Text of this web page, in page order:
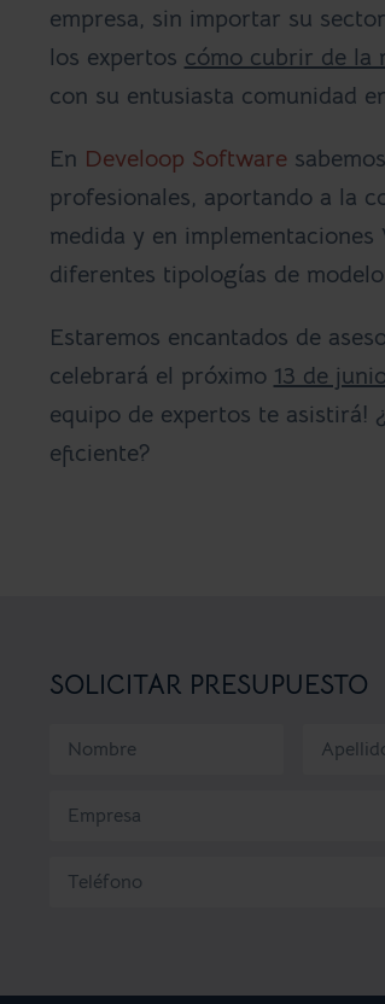
empresa, sin importar su
los expertos cómo cubrir de la
con su entusiasta comunidad
En Develoop Software
profesionales, aportando a la
medida y en
diferentes tipologías de
Estaremos encantados de
celebrará el próximo 13 de
equipo de expertos te asistirá!
eficiente?
SOLICITAR PRESUPUESTO